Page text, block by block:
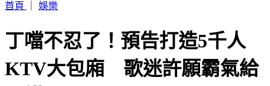
首頁
娛樂
丁噹不忍了！預告打造5千人
KTV大包廂 歌迷許願霸氣給